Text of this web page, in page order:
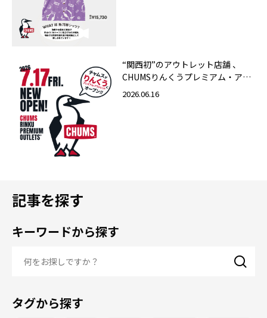
“関西初”のアウトレット店舗 、
CHUMSりんくうプレミアム・アウ
トレット店 2026年7月17日（金）
2026.06.16
記事を探す
キーワードから探す
タグから探す